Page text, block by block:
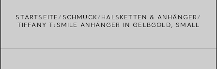
STARTSEITE SCHMUCK
HALSKETTEN & ANHÄNGER
TIFFANY T:SMILE ANHÄNGER IN GELBGOLD, SMALL